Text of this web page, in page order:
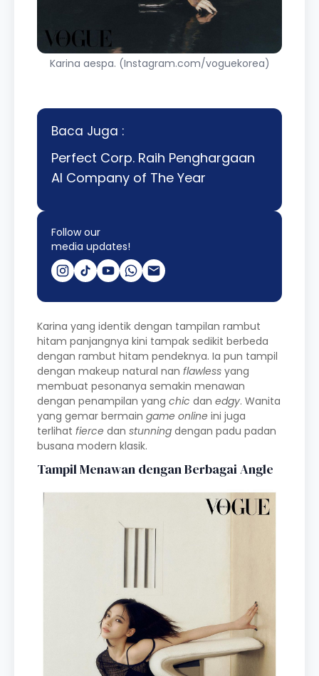
Karina aespa. (Instagram.com/voguekorea)
Baca Juga :
Perfect Corp. Raih Penghargaan
AI Company of The Year
Follow our
media updates!
Karina yang identik dengan tampilan rambut
hitam panjangnya kini tampak sedikit berbeda
dengan rambut hitam pendeknya. Ia pun tampil
dengan makeup natural nan flawless yang
membuat pesonanya semakin menawan
dengan penampilan yang chic dan edgy. Wanita
yang gemar bermain game online ini juga
terlihat fierce dan stunning dengan padu padan
busana modern klasik.
Tampil Menawan dengan Berbagai Angle